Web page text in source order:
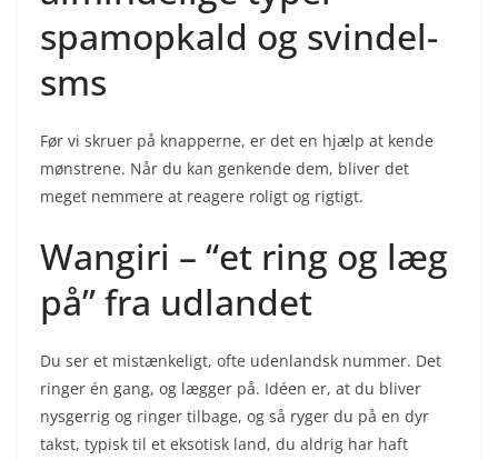
spamopkald og svindel-
sms
Før vi skruer på knapperne, er det en hjælp at kende
mønstrene. Når du kan genkende dem, bliver det
meget nemmere at reagere roligt og rigtigt.
Wangiri – “et ring og læg
på” fra udlandet
Du ser et mistænkeligt, ofte udenlandsk nummer. Det
ringer én gang, og lægger på. Idéen er, at du bliver
nysgerrig og ringer tilbage, og så ryger du på en dyr
takst, typisk til et eksotisk land, du aldrig har haft